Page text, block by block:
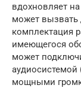
вдохновляет
может вызвать
комплектация
имеющегося
может
аудиосистемой
мощными